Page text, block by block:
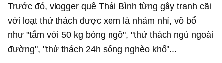
Trước đó, vlogger quê Thái Bình từng gây tranh cãi
với loạt thử thách được xem là nhảm nhí, vô bổ
như "tắm với 50 kg bỏng ngô", "thử thách ngủ ngoài
đường", "thử thách 24h sống nghèo khổ"...